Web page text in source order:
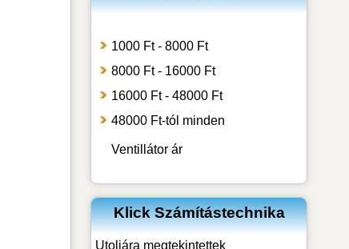
1000 Ft - 8000 Ft
8000 Ft - 16000 Ft
16000 Ft - 48000 Ft
48000 Ft-tól minden
Ventillátor ár
Klick Számítástechnika
Utoljára megtekintettek